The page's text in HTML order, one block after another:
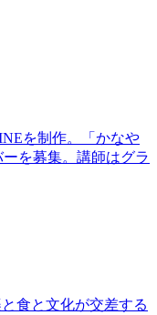
を制作。「かなや
を募集。講師はグラ
⾷と⽂化が交差する